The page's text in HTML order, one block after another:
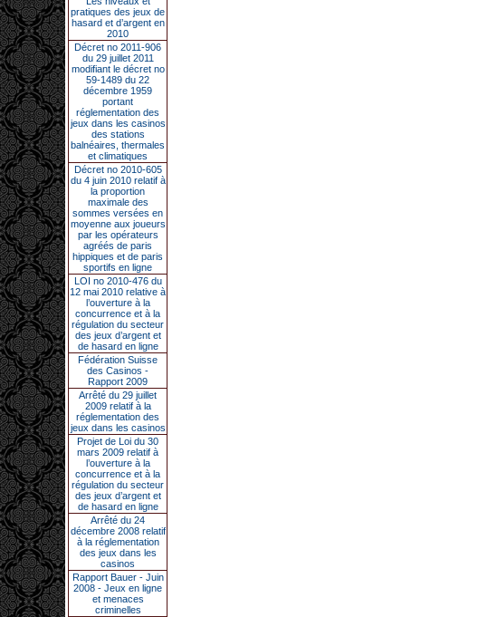
pratiques des jeux de
hasard et d’argent en
2010
Décret no 2011-906
du 29 juillet 2011
modifiant le décret no
59-1489 du 22
décembre 1959
portant
réglementation des
jeux dans les casinos
des stations
balnéaires, thermales
et climatiques
Décret no 2010-605
du 4 juin 2010 relatif à
la proportion
maximale des
sommes versées en
moyenne aux joueurs
par les opérateurs
agréés de paris
hippiques et de paris
sportifs en ligne
LOI no 2010-476 du
12 mai 2010 relative à
l’ouverture à la
concurrence et à la
régulation du secteur
des jeux d’argent et
de hasard en ligne
Fédération Suisse
des Casinos -
Rapport 2009
Arrêté du 29 juillet
2009 relatif à la
réglementation des
jeux dans les casinos
Projet de Loi du 30
mars 2009 relatif à
l’ouverture à la
concurrence et à la
régulation du secteur
des jeux d’argent et
de hasard en ligne
Arrêté du 24
décembre 2008 relatif
à la réglementation
des jeux dans les
casinos
Rapport Bauer - Juin
2008 - Jeux en ligne
et menaces
criminelles